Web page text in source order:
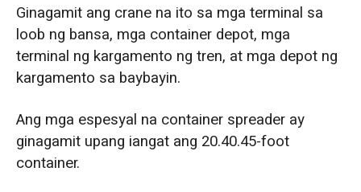
Ginagamit ang crane na ito sa mga terminal sa
loob ng bansa, mga container depot, mga
terminal ng kargamento ng tren, at mga depot ng
kargamento sa baybayin.
Ang mga espesyal na container spreader ay
ginagamit upang iangat ang 20.40.45-foot
container.